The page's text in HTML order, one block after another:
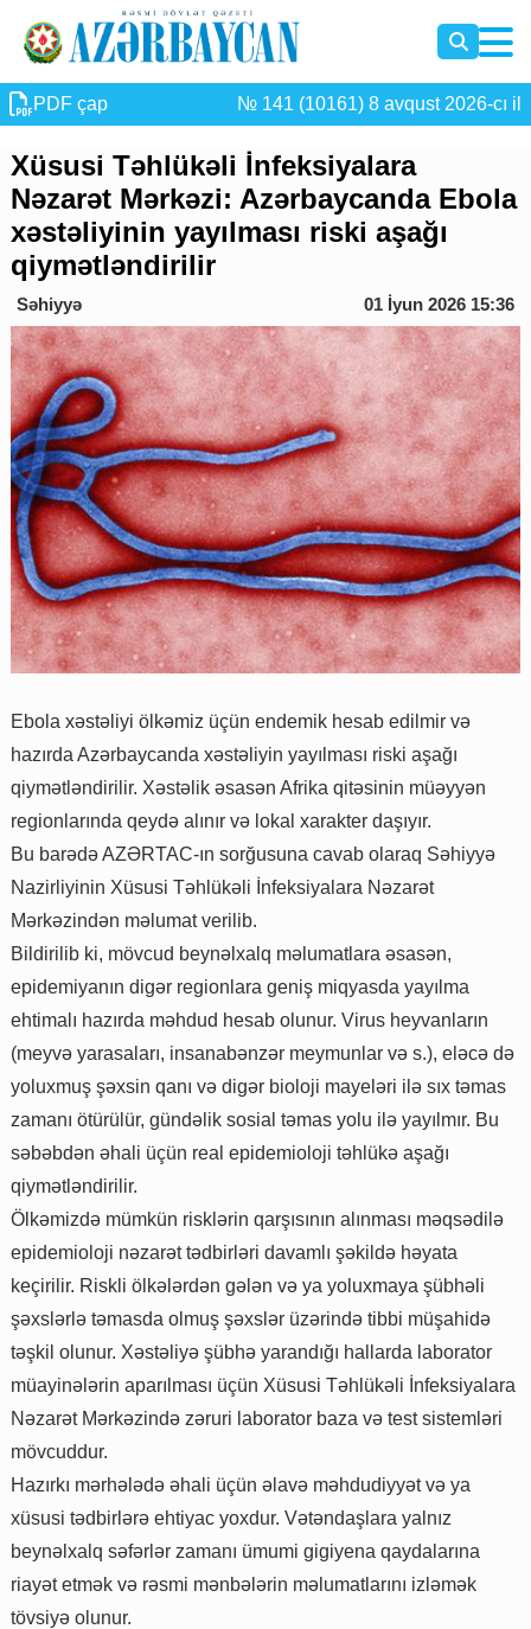
PDF çap № 141 (10161) 8 avqust 2026-cı il
Xüsusi Təhlükəli İnfeksiyalara
Nəzarət Mərkəzi: Azərbaycanda Ebola
xəstəliyinin yayılması riski aşağı
qiymətləndirilir
Səhiyyə 01 İyun 2026 15:36
Ebola xəstəliyi ölkəmiz üçün endemik hesab edilmir və
hazırda Azərbaycanda xəstəliyin yayılması riski aşağı
qiymətləndirilir. Xəstəlik əsasən Afrika qitəsinin müəyyən
regionlarında qeydə alınır və lokal xarakter daşıyır.
Bu barədə AZƏRTAC-ın sorğusuna cavab olaraq Səhiyyə
Nazirliyinin Xüsusi Təhlükəli İnfeksiyalara Nəzarət
Mərkəzindən məlumat verilib.
Bildirilib ki, mövcud beynəlxalq məlumatlara əsasən,
epidemiyanın digər regionlara geniş miqyasda yayılma
ehtimalı hazırda məhdud hesab olunur. Virus heyvanların
(meyvə yarasaları, insanabənzər meymunlar və s.), eləcə də
yoluxmuş şəxsin qanı və digər bioloji mayeləri ilə sıx təmas
zamanı ötürülür, gündəlik sosial təmas yolu ilə yayılmır. Bu
səbəbdən əhali üçün real epidemioloji təhlükə aşağı
qiymətləndirilir.
Ölkəmizdə mümkün risklərin qarşısının alınması məqsədilə
epidemioloji nəzarət tədbirləri davamlı şəkildə həyata
keçirilir. Riskli ölkələrdən gələn və ya yoluxmaya şübhəli
şəxslərlə təmasda olmuş şəxslər üzərində tibbi müşahidə
təşkil olunur. Xəstəliyə şübhə yarandığı hallarda laborator
müayinələrin aparılması üçün Xüsusi Təhlükəli İnfeksiyalara
Nəzarət Mərkəzində zəruri laborator baza və test sistemləri
mövcuddur.
Hazırkı mərhələdə əhali üçün əlavə məhdudiyyət və ya
xüsusi tədbirlərə ehtiyac yoxdur. Vətəndaşlara yalnız
beynəlxalq səfərlər zamanı ümumi gigiyena qaydalarına
riayət etmək və rəsmi mənbələrin məlumatlarını izləmək
tövsiyə olunur.